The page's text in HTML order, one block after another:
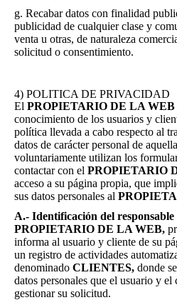
g. Recabar datos con finalidad
publicidad de cualquier clase y
venta u otras, de naturaleza
solicitud o consentimiento.
4) POLITICA DE PRIVACIDAD
El PROPIETARIO DE LA WEB
conocimiento de los usuarios y
política llevada a cabo respecto al
datos de carácter personal de
voluntariamente utilizan los
contactar con el PROPIETARIO
acceso a su página propia, que
sus datos personales al
A.- Identificación del
PROPIETARIO DE LA WEB,
informa al usuario y cliente de su
un registro de actividades
denominado CLIENTES, donde
datos personales que el usuario y
gestionar su solicitud.